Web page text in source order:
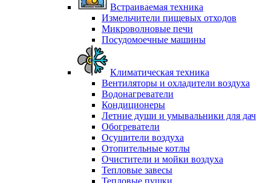
Встраиваемая техника
Измельчители пищевых отходов
Микроволновые печи
Посудомоечные машины
Климатическая техника
Вентиляторы и охладители воздуха
Водонагреватели
Кондиционеры
Летние души и умывальники для дач
Обогреватели
Осушители воздуха
Отопительные котлы
Очистители и мойки воздуха
Тепловые завесы
Тепловые пушки